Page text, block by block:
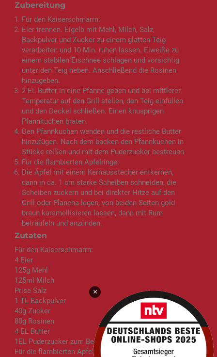
Zutaten
Für den Kaiserschmarrn:
4 Eier
125g Mehl
125ml Milch
Prise Salz
1 TL Backpulver
40g Zucker
80g Rosinen
4 EL Butter
1EL Puderzucker zum Bestreuen
Für die flambierten Apfelringe:
Zubereitung
Für den Kaiserschmarrn:
Eier trennen. Eigelb mit Mehl, Milch, Salz,
Backpulver und Zucker zu einem glatten Teig
verarbeiten und 10 Min. ruhen lassen. Eiweiße zu
einem stabilen Eischnee schlagen und vorsichtig
unter den Teig heben. Anschließend die Rosinen
hinzugeben.
2 EL Butter in eine Pfanne geben und bei mittlerer
Temperatur auf den Grill stellen, den Teig einfüllen
und den Deckel schließen. Einen knusprigen
Pfannkuchen braten.
Den Pfannkuchen wenden und die restliche Butter
hinzufügen. Nach dem backen den Pfannkuchen in
Stücke reißen und mit dem Puderzucker bestreuen
Für die flambierten Apfelringe:
Die Äpfel mit einem Kernausstecher entkernen,
dann in ca. 1 cm starke Scheiben schneiden, die
Scheiben zuckern und bei direkter Hitze auf den
Grill oder Plancha legen, von beiden Seiten gold
braun karamellisieren lassen, dann mit Rum
beträufeln und anzünden.
×